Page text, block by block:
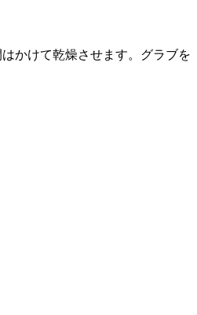
かけて乾燥させます。グラブを